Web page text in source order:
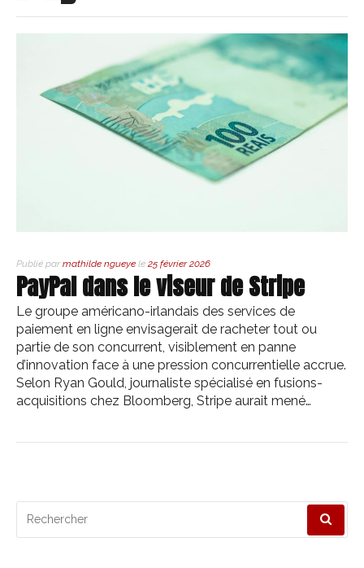
Publié par mathilde ngueye le 25 février 2026
PayPal dans le viseur de Stripe
Le groupe américano-irlandais des services de
paiement en ligne envisagerait de racheter tout ou
partie de son concurrent, visiblement en panne
d’innovation face à une pression concurrentielle accrue.
Selon Ryan Gould, journaliste spécialisé en fusions-
acquisitions chez Bloomberg, Stripe aurait mené…
pour